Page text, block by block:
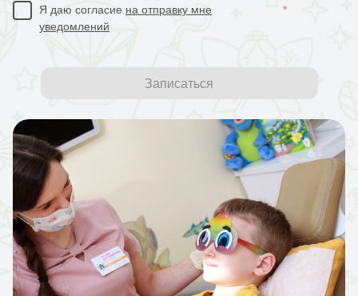
Я даю согласие на отправку мне
уведомлений
*
Записаться